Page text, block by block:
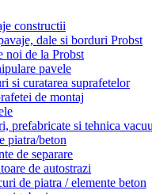
constructii
dale si borduri Probst
noi de la Probst
pavele
si curatarea suprafetelor
de montaj
prefabricate si tehnica
piatra/beton
de separare
de autostrazi
de piatra / elemente beton